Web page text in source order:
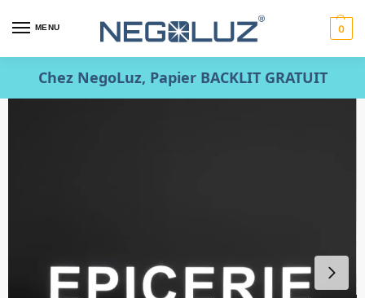
MENU 0
Chez NegoLuz, Papier BACKLIT GRATUIT